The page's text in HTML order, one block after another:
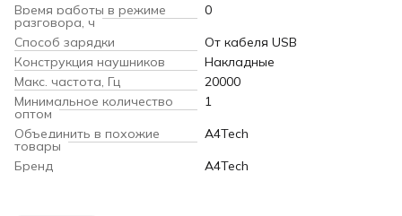
Время работы в режиме
разговора, ч
0
Способ зарядки
От кабеля USB
Конструкция наушников
Накладные
Макс. частота, Гц
20000
Минимальное количество
оптом
1
Объединить в похожие
товары
A4Tech
Бренд
A4Tech